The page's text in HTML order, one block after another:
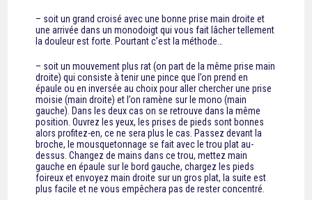
– soit un grand croisé avec une bonne prise main droite et
une arrivée dans un monodoigt qui vous fait lâcher tellement
la douleur est forte. Pourtant c’est la méthode…
– soit un mouvement plus rat (on part de la même prise main
droite) qui consiste à tenir une pince que l’on prend en
épaule ou en inversée au choix pour aller chercher une prise
moisie (main droite) et l’on ramène sur le mono (main
gauche). Dans les deux cas on se retrouve dans la même
position. Ouvrez les yeux, les prises de pieds sont bonnes
alors profitez-en, ce ne sera plus le cas. Passez devant la
broche, le mousquetonnage se fait avec le trou plat au-
dessus. Changez de mains dans ce trou, mettez main
gauche en épaule sur le bord gauche, chargez les pieds
foireux et envoyez main droite sur un gros plat, la suite est
plus facile et ne vous empêchera pas de rester concentré.